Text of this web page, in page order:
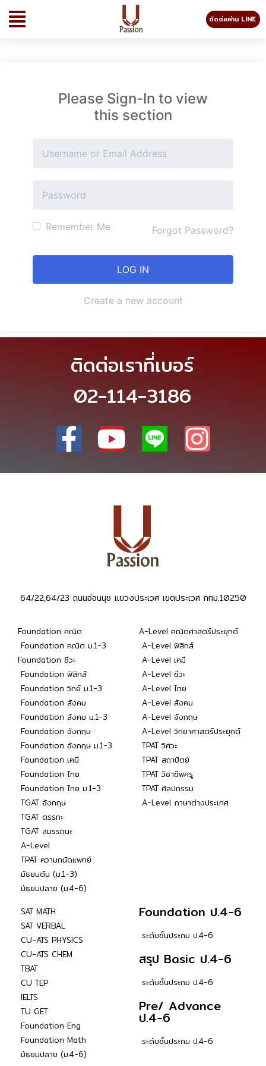
ติดต่อผ่าน LINE
Please Sign-In to view
this section
Remember Me Forgot Password?
Create a new account
ติดต่อเราที่เบอร์
02-114-3186
64/22,64/23 ถนนอ่อนนุช แขวงประเวศ เขตประเวศ กทม.10250
Foundation คณิต
Foundation คณิต ม.1-3
Foundation ชีวะ
Foundation ฟิสิกส์
Foundation วิทย์ ม.1-3
Foundation สังคม
Foundation สังคม ม.1-3
Foundation อังกฤษ
Foundation อังกฤษ ม.1-3
Foundation เคมี
Foundation ไทย
Foundation ไทย ม.1-3
TGAT อังกฤษ
TGAT ตรรกะ
TGAT สมรรถนะ
A-Level
TPAT ความถนัดแพทย์
มัธยมต้น (ม.1-3)
มัธยมปลาย (ม.4-6)
A-Level คณิตศาสตร์ประยุกต์
A-Level ฟิสิกส์
A-Level เคมี
A-Level ชีวะ
A-Level ไทย
A-Level สังคม
A-Level อังกฤษ
A-Level วิทยาศาสตร์ประยุกต์
TPAT วิศวะ
TPAT สถาปัตย์
TPAT วิชาชีพครู
TPAT ศิลปกรรม
A-Level ภาษาต่างประเทศ
SAT MATH
SAT VERBAL
CU-ATS PHYSICS
CU-ATS CHEM
TBAT
CU TEP
IELTS
TU GET
Foundation Eng
Foundation Math
มัธยมปลาย (ม.4-6)
Foundation ป.4-6
ระดับชั้นประถม ป.4-6
สรุป Basic ป.4-6
ระดับชั้นประถม ป.4-6
Pre/ Advance
ป.4-6
ระดับชั้นประถม ป.4-6